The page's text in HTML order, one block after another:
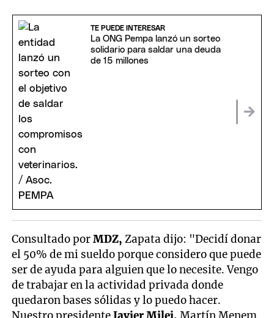
TE PUEDE INTERESAR
La ONG Pempa lanzó un sorteo
solidario para saldar una deuda
de 15 millones
Consultado porMDZ, Zapata dijo: "Decidí donar
el 50% de mi sueldo porque considero que puede
ser de ayuda para alguien que lo necesite. Vengo
de trabajar en la actividad privada donde
quedaron bases sólidas y lo puedo hacer.
Nuestro presidenteJavier Milei, Martín Menem